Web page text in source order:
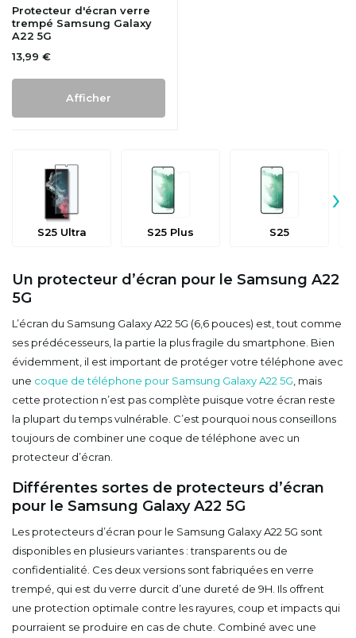
Protecteur d'écran verre
trempé Samsung Galaxy
A22 5G
13,99 €
Afficher
S25 Ultra S25 Plus S25
›
Un protecteur d’écran pour le Samsung A22
5G
L’écran du Samsung Galaxy A22 5G (6,6 pouces) est, tout comme
ses prédécesseurs, la partie la plus fragile du smartphone. Bien
évidemment, il est important de protéger votre téléphone avec
une coque de téléphone pour Samsung Galaxy A22 5G , mais
cette protection n’est pas complète puisque votre écran reste
la plupart du temps vulnérable. C’est pourquoi nous conseillons
toujours de combiner une coque de téléphone avec un
protecteur d’écran.
Différentes sortes de protecteurs d’écran
pour le Samsung Galaxy A22 5G
Les protecteurs d’écran pour le Samsung Galaxy A22 5G sont
disponibles en plusieurs variantes : transparents ou de
confidentialité. Ces deux versions sont fabriquées en verre
trempé, qui est du verre durcit d’une dureté de 9H. Ils offrent
une protection optimale contre les rayures, coup et impacts qui
pourraient se produire en cas de chute. Combiné avec une